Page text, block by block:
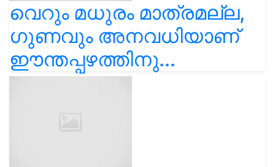
വെറും മധുരം മാത്രമല്ല,
ഗുണവും അനവധിയാണ്
ഈന്തപ്പഴത്തിനു...